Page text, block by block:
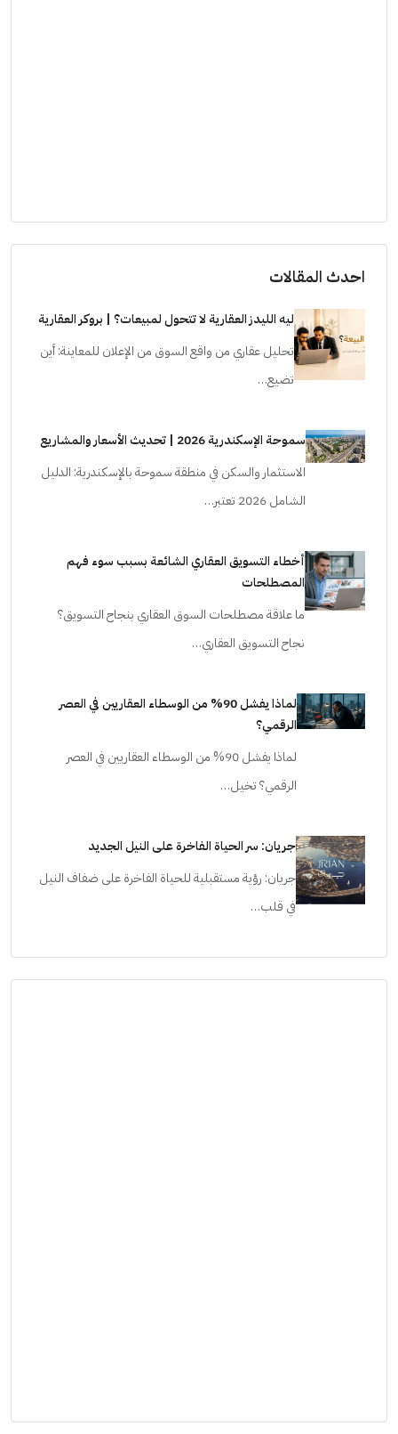
احدث المقالات
ليه الليدز العقارية لا تتحول لمبيعات؟ | بروكر العقارية
تحليل عقاري من واقع السوق من الإعلان للمعاينة: أين
تضيع…
سموحة الإسكندرية 2026 | تحديث الأسعار والمشاريع
الاستثمار والسكن في منطقة سموحة بالإسكندرية: الدليل
الشامل 2026 تعتبر…
أخطاء التسويق العقاري الشائعة بسبب سوء فهم
المصطلحات
ما علاقة مصطلحات السوق العقاري بنجاح التسويق؟
نجاح التسويق العقاري…
لماذا يفشل 90% من الوسطاء العقاريين في العصر
الرقمي؟
لماذا يفشل 90% من الوسطاء العقاريين في العصر
الرقمي؟ تخيل…
جريان: سر الحياة الفاخرة على النيل الجديد
جريان: رؤية مستقبلية للحياة الفاخرة على ضفاف النيل
في قلب…